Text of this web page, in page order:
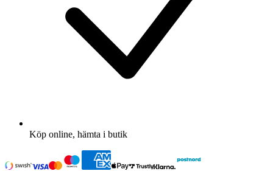
Köp online, hämta i butik